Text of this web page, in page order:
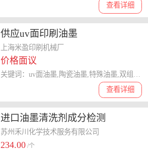
查看详细
供应uv面印刷油墨
上海米盈印刷机械厂
价格面议
查看详细
进口油墨清洗剂成分检测
苏州禾川化学技术服务有限公司
234.00 /个